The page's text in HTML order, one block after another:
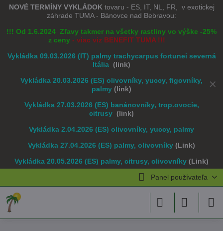
✕
NOVÉ TERMÍNY VYKLÁDOK tovaru - ES, IT, NL, FR, v exotickej
záhrade TUMA - Bánovce nad Bebravou:
!!! Od 1.6.2024 Zľavy takmer na všetky rastliny vo výške -25%
z ceny - viac viz BENEFIT TUMA !!!
Vykládka 09.03.2026 (IT) palmy trachycarpus fortunei severná
Itália (link)
Vykládka 20.03.2026 (ES) olivovníky, yuccy, figovníky,
palmy (link)
Vykládka 27.03.2026 (ES) banánovníky, trop.ovocie,
citrusy (link)
Vykládka 2.04.2026 (ES) olivovníky, yuccy, palmy
Vykládka 27.04.2026 (ES) palmy, olivovníky (Link)
Vykládka 20.05.2026 (ES) palmy, citrusy, olivovníky (Link)
Panel používateľa